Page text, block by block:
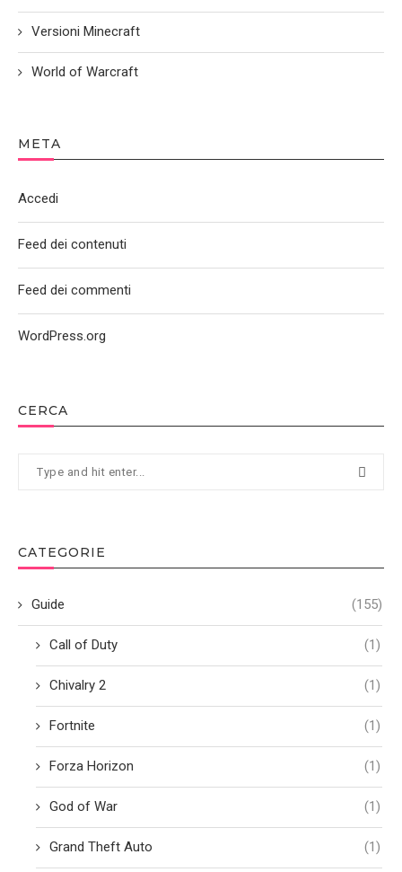
CERCA
CATEGORIE
Guide (155)
Call of Duty (1)
Chivalry 2 (1)
Fortnite (1)
Forza Horizon (1)
God of War (1)
Grand Theft Auto (1)
Versioni Minecraft
World of Warcraft
META
Accedi
Feed dei contenuti
Feed dei commenti
WordPress.org